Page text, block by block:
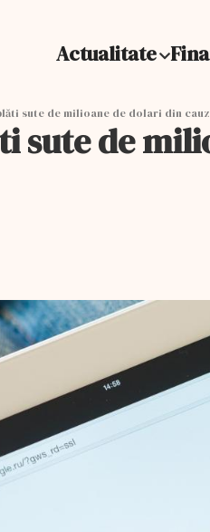
Actualitate
sute de milioane de dolari din
sute de